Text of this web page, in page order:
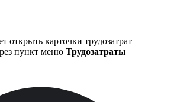
открыть карточки трудозатрат
пункт меню Трудозатраты